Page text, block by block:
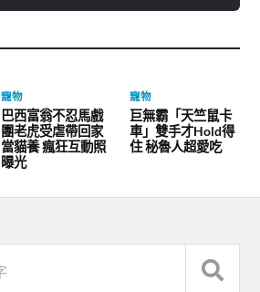
寵物
巴西富翁不忍馬戲
團老虎受虐帶回家
當貓養 瘋狂互動照
曝光
寵物
巨無霸「天竺鼠卡
車」雙手才Hold得
住 秘魯人超愛吃